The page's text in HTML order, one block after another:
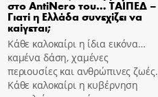
στο AntiNero του… ΤΑΙΠΕΔ –
Γιατί η Ελλάδα συνεχίζει να
καίγεται;
Κάθε καλοκαίρι η ίδια εικόνα…
καμένα δάση, χαμένες
περιουσίες και ανθρώπινες ζωές.
Κάθε καλοκαίρι η κυβέρνηση